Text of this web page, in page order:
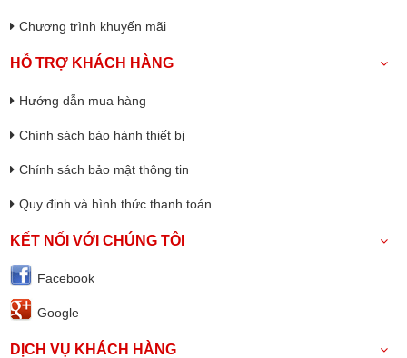
Chương trình khuyến mãi
HỖ TRỢ KHÁCH HÀNG
Hướng dẫn mua hàng
Chính sách bảo hành thiết bị
Chính sách bảo mật thông tin
Quy định và hình thức thanh toán
KẾT NỐI VỚI CHÚNG TÔI
Facebook
Google
DỊCH VỤ KHÁCH HÀNG